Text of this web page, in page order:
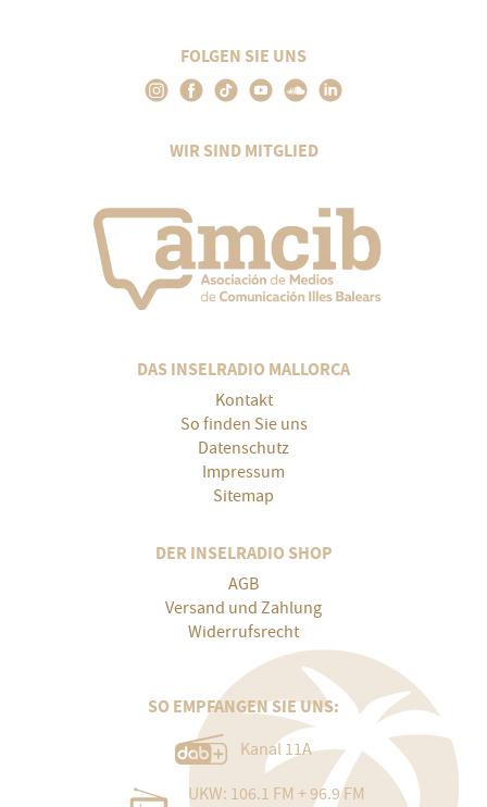
FOLGEN SIE UNS
WIR SIND MITGLIED
DAS INSELRADIO MALLORCA
Kontakt
So finden Sie uns
Datenschutz
Impressum
Sitemap
DER INSELRADIO SHOP
AGB
Versand und Zahlung
Widerrufsrecht
SO EMPFANGEN SIE UNS:
Kanal 11A
UKW: 106.1 FM + 96.9 FM